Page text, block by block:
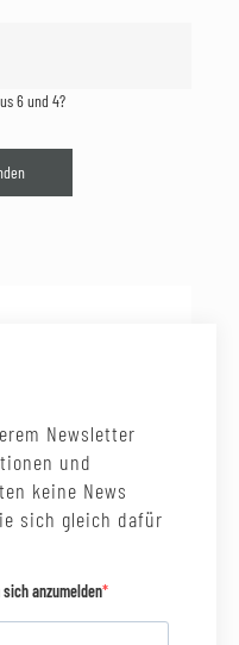
6 und 4?
Newsletter
und
keine News
sich gleich dafür
anzumelden